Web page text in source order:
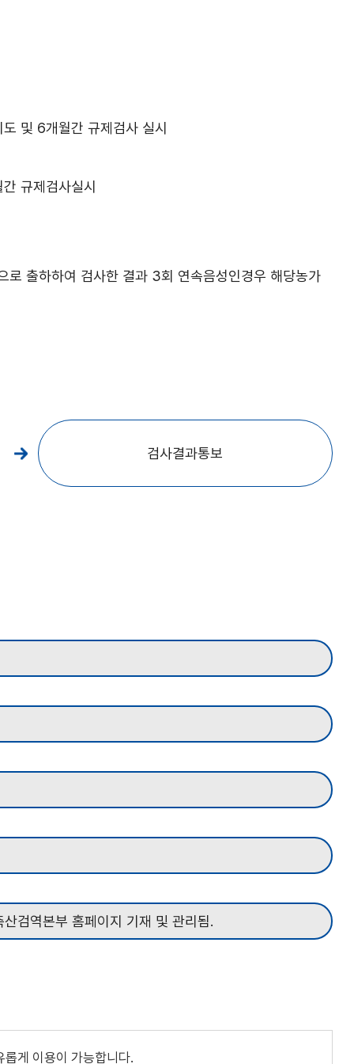
및 6개월간 규제검사 실시
규제검사실시
출하하여 검사한 결과 3회 연속음성인경우 해당농가
검사결과통보
검역본부 홈페이지 기재 및 관리됨.
게 이용이 가능합니다.